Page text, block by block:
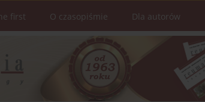
first O czasopiśmie Dla autorów